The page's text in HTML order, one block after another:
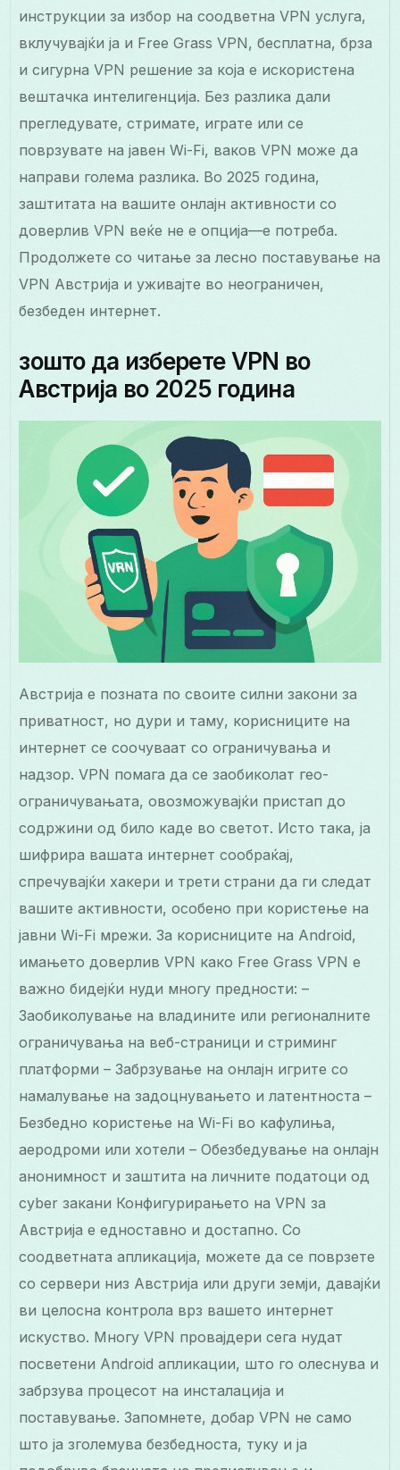
инструкции за избор на соодветна VPN услуга,
вклучувајќи ја и Free Grass VPN, бесплатна, брза
и сигурна VPN решение за која е искористена
вештачка интелигенција. Без разлика дали
прегледувате, стримате, играте или се
поврзувате на јавен Wi-Fi, ваков VPN може да
направи голема разлика. Во 2025 година,
заштитата на вашите онлајн активности со
доверлив VPN веќе не е опција—е потреба.
Продолжете со читање за лесно поставување на
VPN Австрија и уживајте во неограничен,
безбеден интернет.
зошто да изберете VPN во
Австрија во 2025 година
Австрија е позната по своите силни закони за
приватност, но дури и таму, корисниците на
интернет се соочуваат со ограничувања и
надзор. VPN помага да се заобиколат гео-
ограничувањата, овозможувајќи пристап до
содржини од било каде во светот. Исто така, ја
шифрира вашата интернет сообраќај,
спречувајќи хакери и трети страни да ги следат
вашите активности, особено при користење на
јавни Wi-Fi мрежи. За корисниците на Android,
имањето доверлив VPN како Free Grass VPN е
важно бидејќи нуди многу предности: –
Заобиколување на владините или регионалните
ограничувања на веб-страници и стриминг
платформи – Забрзување на онлајн игрите со
намалување на задоцнувањето и латентноста –
Безбедно користење на Wi-Fi во кафулиња,
аеродроми или хотели – Обезбедување на онлајн
анонимност и заштита на личните податоци од
cyber закани Конфигурирањето на VPN за
Австрија е едноставно и достапно. Со
соодветната апликација, можете да се поврзете
со сервери низ Австрија или други земји, давајќи
ви целосна контрола врз вашето интернет
искуство. Многу VPN провајдери сега нудат
посветени Android апликации, што го олеснува и
забрзува процесот на инсталација и
поставување. Запомнете, добар VPN не само
што ја зголемува безбедноста, туку и ја